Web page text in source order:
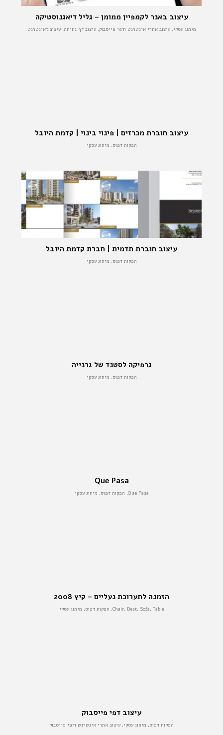
עיצוב באנר לקמפיין ממומן – גליל דיאגנוסטיקה
מיתוג עסקי, עיצוב אתרי אינטרנט ודפי פייסבוק, עיצוב דף נחיתה, עיצוב לאינטרנט
עיצוב חוברת מכרזים | פינוי בינוי | קדמת היובל
הפקות דפוס, מיתוג עסקי
עיצוב חוברת תדמית | חברת קדמת היובל
הפקות דפוס, מיתוג עסקי
גרפיקה לסטנד של גרנייה
הפקות דפוס, מיתוג עסקי
Que Pasa
Que Pasa, הפקות דפוס, מיתוג עסקי
הזמנה לתערוכת נעליים – קיץ 2008
Chair, Dest, Sofa, Table, הפקות דפוס, מיתוג עסקי
עיצוב דפי פייסבוק
הפקות דפוס, מיתוג עסקי, עיצוב אתרי אינטרנט ודפי פייסבוק